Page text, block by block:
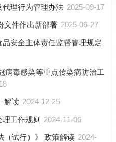
理行为管理办法 2025-09-17
文件作出新部署 2025-06-27
安全主体责任监督管理规定
病毒感染等重点传染病防治工
解读 2024-12-25
工作规则 2024-11-06
（试行）》 政策解读 2024-